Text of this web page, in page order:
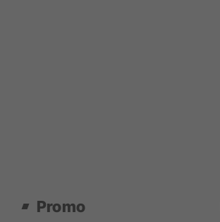
Promo